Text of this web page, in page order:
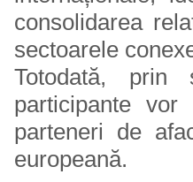
consolidarea
sectoarele
Totodată, prin
participante
parteneri de
europeană.